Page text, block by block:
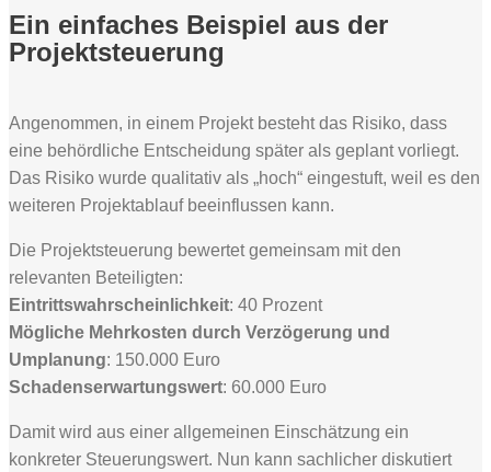
Ein einfaches Beispiel aus der
Projektsteuerung
Angenommen, in einem Projekt besteht das Risiko, dass
eine behördliche Entscheidung später als geplant vorliegt.
Das Risiko wurde qualitativ als „hoch“ eingestuft, weil es den
weiteren Projektablauf beeinflussen kann.
Die Projektsteuerung bewertet gemeinsam mit den
relevanten Beteiligten:
Eintrittswahrscheinlichkeit: 40 Prozent
Mögliche Mehrkosten durch Verzögerung und
Umplanung: 150.000 Euro
Schadenserwartungswert: 60.000 Euro
Damit wird aus einer allgemeinen Einschätzung ein
konkreter Steuerungswert. Nun kann sachlicher diskutiert